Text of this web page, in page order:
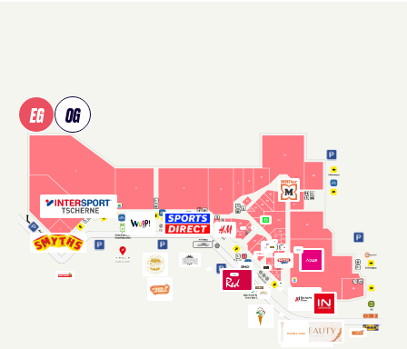
EG OG
Verwenden Sie Tab, um Shops in der Karte zu